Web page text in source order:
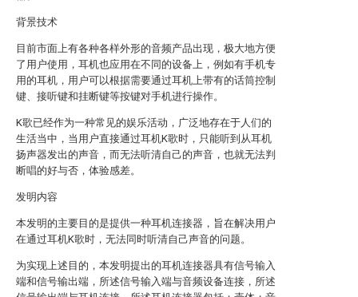
背景技术
目前市面上有各种各样外形的音频产品出现，极大地方便
了用户使用，耳机也应用在不同的设备上，例如有手机专
用的耳机，用户可以根据需要通过耳机上带有的话筒控制
键、接听键和挂断键等按键对手机进行操作。
K歌已经作为一种常见的娱乐活动，广泛地存在于人们的
生活当中，当用户直接通过耳机K歌时，只能听到从耳机
扬声器发出的声音，而无法听清自己的声音，也就无法判
断唱的好与否，体验感差。
发明内容
本发明的主要目的是提供一种耳机连接器，旨在解决用户
在通过耳机K歌时，无法同时听清自己声音的问题。
为实现上述目的，本发明提出的耳机连接器具有信号输入
端和信号输出端，所述信号输入端与音频设备连接，所述